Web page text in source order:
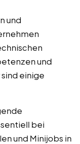
und
und
einige
bei
und Minijobs in